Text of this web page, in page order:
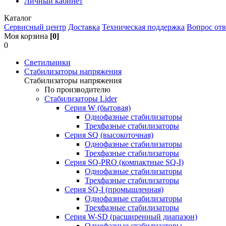
Каталог
Сервисный центр Доставка Техническая поддержка Вопрос
Моя корзина [0]
0
Светильники
Стабилизаторы напряжения
Стабилизаторы напряжения
По производителю
Стабилизаторы Lider
Cерия W (бытовая)
Однофазные стабилизаторы
Трехфазные стабилизаторы
Серия SQ (высокоточная)
Однофазные стабилизаторы
Трехфазные стабилизаторы
Cерия SQ-PRO (компактные SQ-I)
Однофазные стабилизаторы
Трехфазные стабилизаторы
Серия SQ-I (промышленная)
Однофазные стабилизаторы
Трехфазные стабилизаторы
Серия W-SD (расширенный диапазон)